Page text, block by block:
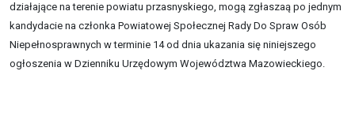
działające na terenie powiatu przasnyskiego, mogą zgłaszaą po jednym
kandydacie na członka Powiatowej Społecznej Rady Do Spraw Osób
Niepełnosprawnych w terminie 14 od dnia ukazania się niniejszego
ogłoszenia w Dzienniku Urzędowym Województwa Mazowieckiego.